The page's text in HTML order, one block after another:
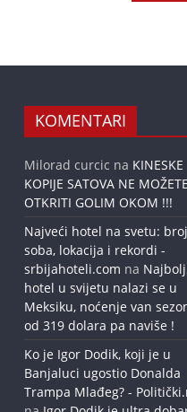
KOMENTARI
Milorad curcic na KINESKE
KOPIJE SATOVA NE MOŽETE
OTKRITI GOLIM OKOM !!!
Najveći hotel na svetu: broj
soba, lokacija i rekordi -
srbijahoteli.com na
hotel u svijetu nalazi se u
Meksiku, noćenje van
od 319 dolara pa naviše !
Ko je Igor Dodik, koji je u
Banjaluci ugostio Donalda
Trampa Mlađeg? -